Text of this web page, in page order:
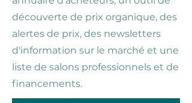
découverte de prix organique, des
alertes de prix, des newsletters
d'information sur le marché et une
liste de salons professionnels et de
financements.